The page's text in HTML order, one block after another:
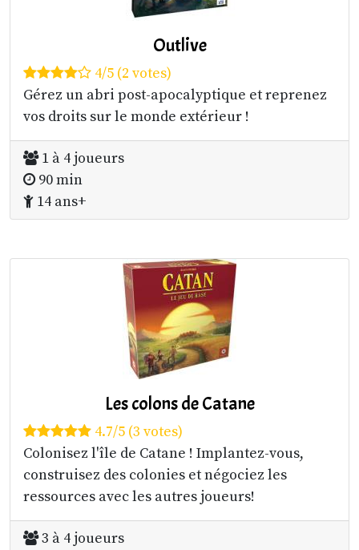
Outlive
4/5 (2 votes)
Gérez un abri post-apocalyptique et reprenez
vos droits sur le monde extérieur !
1 à 4 joueurs
90 min
14 ans+
Les colons de Catane
4.7/5 (3 votes)
Colonisez l'île de Catane ! Implantez-vous,
construisez des colonies et négociez les
ressources avec les autres joueurs!
3 à 4 joueurs